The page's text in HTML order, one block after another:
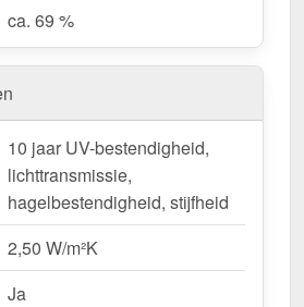
ca. 69 %
10 jaar UV-bestendigheid,
lichttransmissie,
hagelbestendigheid, stijfheid
2,50 W/m²K
Ja